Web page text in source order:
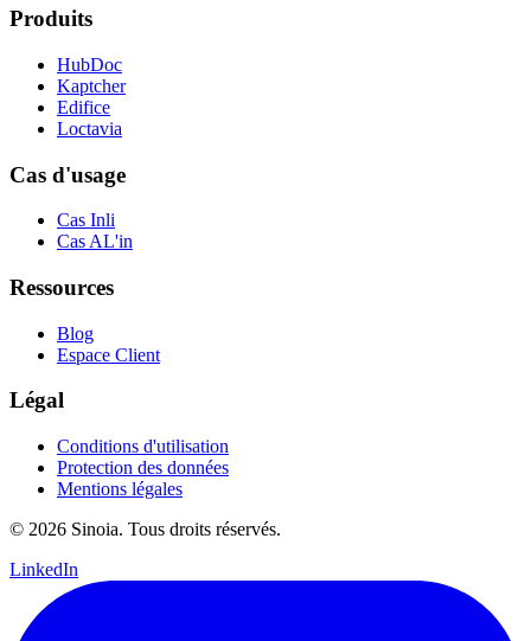
Produits
HubDoc
Kaptcher
Edifice
Loctavia
Cas d'usage
Cas Inli
Cas AL'in
Ressources
Blog
Espace Client
Légal
Conditions d'utilisation
Protection des données
Mentions légales
© 2026 Sinoia. Tous droits réservés.
LinkedIn